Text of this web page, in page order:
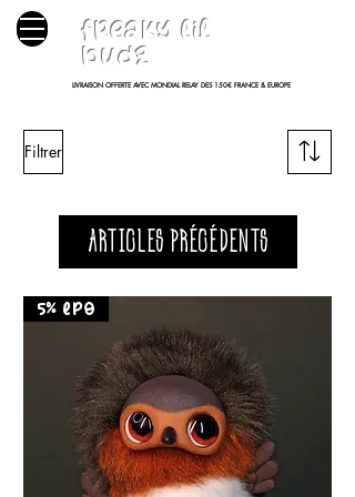
freaky lil
budz
LIVRAISON OFFERTE AVEC MONDIAL RELAY DES 150€ FRANCE & EUROPE
Filtrer
Articles précédents
5% LPO